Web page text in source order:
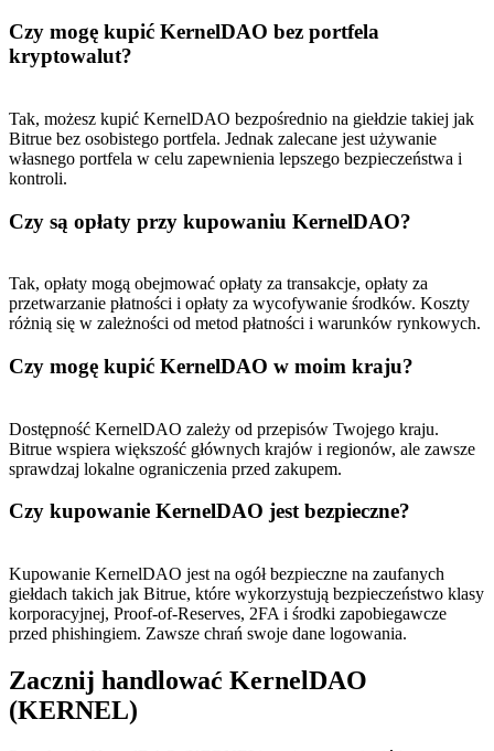
Czy mogę kupić KernelDAO bez portfela
kryptowalut?
Tak, możesz kupić KernelDAO bezpośrednio na giełdzie takiej jak
Bitrue bez osobistego portfela. Jednak zalecane jest używanie
własnego portfela w celu zapewnienia lepszego bezpieczeństwa i
kontroli.
Czy są opłaty przy kupowaniu KernelDAO?
Tak, opłaty mogą obejmować opłaty za transakcje, opłaty za
przetwarzanie płatności i opłaty za wycofywanie środków. Koszty
różnią się w zależności od metod płatności i warunków rynkowych.
Czy mogę kupić KernelDAO w moim kraju?
Dostępność KernelDAO zależy od przepisów Twojego kraju.
Bitrue wspiera większość głównych krajów i regionów, ale zawsze
sprawdzaj lokalne ograniczenia przed zakupem.
Czy kupowanie KernelDAO jest bezpieczne?
Kupowanie KernelDAO jest na ogół bezpieczne na zaufanych
giełdach takich jak Bitrue, które wykorzystują bezpieczeństwo klasy
korporacyjnej, Proof-of-Reserves, 2FA i środki zapobiegawcze
przed phishingiem. Zawsze chrań swoje dane logowania.
Zacznij handlować KernelDAO
(KERNEL)